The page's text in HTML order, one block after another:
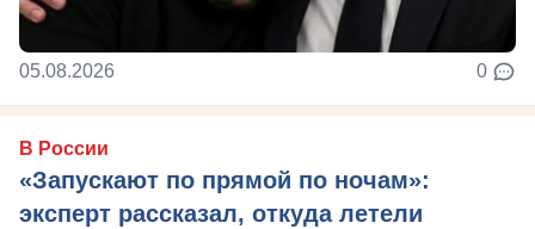
05.08.2026 0
В России
«Запускают по прямой по ночам»:
эксперт рассказал, откуда летели